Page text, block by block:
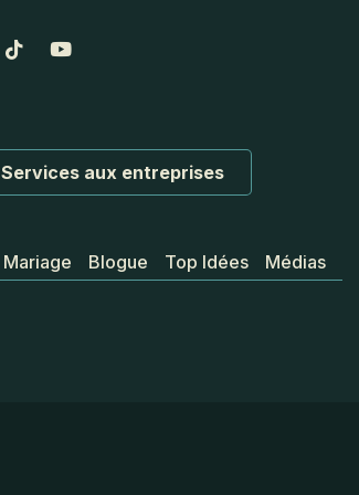
Services aux entreprises
Mariage Blogue Top Idées Médias